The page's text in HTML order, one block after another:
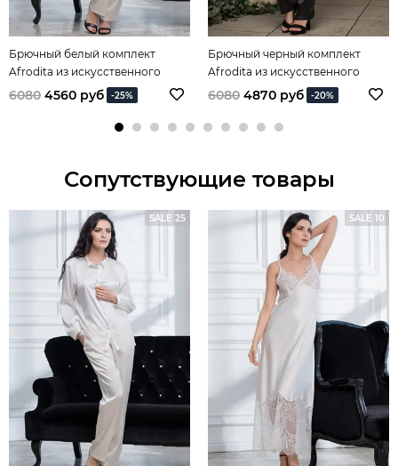
Брючный белый комплект
Afrodita из искусственного
шёлка
6080 4560 руб -25%
Брючный черный комплект
Afrodita из искусственного
шёлка
6080 4870 руб -20%
Сопутствующие товары
SALE 25 SALE 10